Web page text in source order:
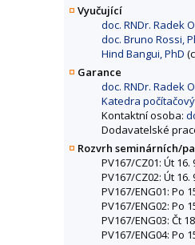
Vyučující
doc. RNDr. Radek
doc. Bruno Rossi,
Hind Bangui, PhD
Garance
doc. RNDr. Radek
Katedra
Kontaktní osoba:
Dodavatelské
Rozvrh seminárních/
PV167/CZ01: Út 16.
PV167/CZ02: Út 16.
PV167/ENG01: Po
PV167/ENG02: Po
PV167/ENG03: Čt
PV167/ENG04: Po